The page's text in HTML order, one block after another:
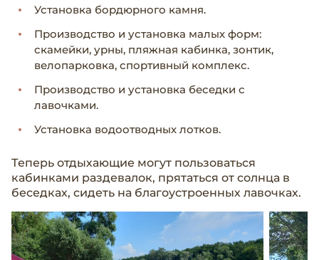
Установка бордюрного камня.
Производство и установка малых форм:
скамейки, урны, пляжная кабинка, зонтик,
велопарковка, спортивный комплекс.
Производство и установка беседки с
лавочками.
Установка водоотводных лотков.
Теперь отдыхающие могут пользоваться
кабинками раздевалок, прятаться от солнца в
беседках, сидеть на благоустроенных лавочках.